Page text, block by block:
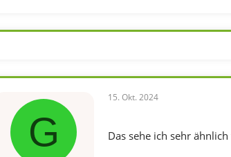
e
n
:
G
15. Okt. 2024
Das sehe ich sehr